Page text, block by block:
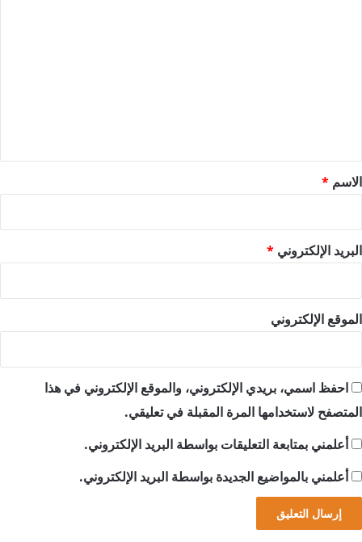
*
الاسم *
البريد الإلكتروني *
الموقع الإلكتروني
احفظ اسمي، بريدي الإلكتروني، والموقع الإلكتروني في هذا
المتصفح لاستخدامها المرة المقبلة في تعليقي.
أعلمني بمتابعة التعليقات بواسطة البريد الإلكتروني.
أعلمني بالمواضيع الجديدة بواسطة البريد الإلكتروني.